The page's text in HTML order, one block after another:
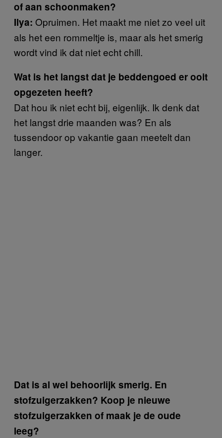
of aan schoonmaken?
Ilya: Opruimen. Het maakt me niet zo veel uit
als het een rommeltje is, maar als het smerig
wordt vind ik dat niet echt chill.
Wat is het langst dat je beddengoed er ooit
opgezeten heeft?
Dat hou ik niet echt bij, eigenlijk. Ik denk dat
het langst drie maanden was? En als
tussendoor op vakantie gaan meetelt dan
langer.
Dat is al wel behoorlijk smerig. En
stofzuigerzakken? Koop je nieuwe
stofzuigerzakken of maak je de oude
leeg?